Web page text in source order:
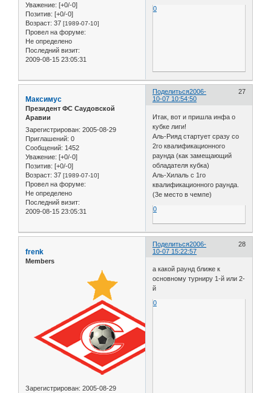
Уважение: [+0/-0]
Позитив: [+0/-0]
Возраст: 37 [1989-07-10]
Провел на форуме:
Не определено
Последний визит:
2009-08-15 23:05:31
0
Поделиться 27
2006-
10-07 10:54:50
Максимус
Президент ФС Саудовской
Аравии
Зарегистрирован: 2005-08-29
Приглашений: 0
Сообщений: 1452
Уважение: [+0/-0]
Позитив: [+0/-0]
Возраст: 37 [1989-07-10]
Провел на форуме:
Не определено
Последний визит:
2009-08-15 23:05:31
Итак, вот и пришла инфа о
кубке лиги!
Аль-Рияд стартует сразу со
2го квалификационного
раунда (как замещающий
обладателя кубка)
Аль-Хилаль с 1го
квалификационного раунда.
(3е место в чемпе)
0
Поделиться 28
2006-
10-07 15:22:57
frenk
Members
Зарегистрирован: 2005-08-29
а какой раунд ближе к
основному турниру 1-й или 2-
й
0